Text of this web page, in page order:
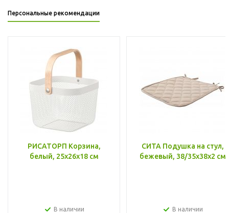
Персональные рекомендации
РИСАТОРП Корзина,
белый, 25x26x18 см
В наличии
СИТА Подушка на стул,
бежевый, 38/35x38x2 см
В наличии